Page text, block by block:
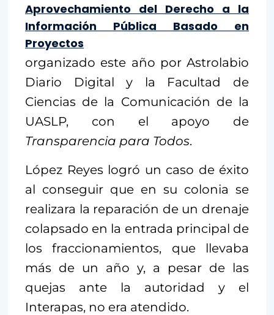
Aprovechamiento del Derecho a la
Información Pública Basado en
Proyectos
organizado este año por Astrolabio
Diario Digital y la Facultad de
Ciencias de la Comunicación de la
UASLP, con el apoyo de
Transparencia para Todos.
López Reyes logró un caso de éxito
al conseguir que en su colonia se
realizara la reparación de un drenaje
colapsado en la entrada principal de
los fraccionamientos, que llevaba
más de un año y, a pesar de las
quejas ante la autoridad y el
Interapas, no era atendido.